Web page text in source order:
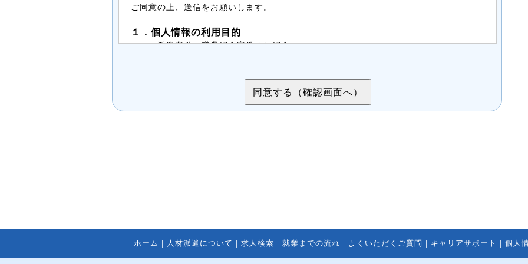
ご同意の上、送信をお願いします。
１．個人情報の利用目的
・派遣案件、職業紹介案件のご紹介
案件紹介希望者情報は、法令に基づく場合、委託する場合を除き、第三者へ提供する
止、ならびに、第三者提供記録の開示を、当社に申し出ることができます。ご請求方
法は、以下の窓口までお問い合わせください。当社はご本人を確認させていただいた
ホーム ｜ 人材派遣について ｜ 求人検索 ｜ 就業までの流れ ｜ よくいただくご質問 ｜ キャリアサポート ｜ 個人